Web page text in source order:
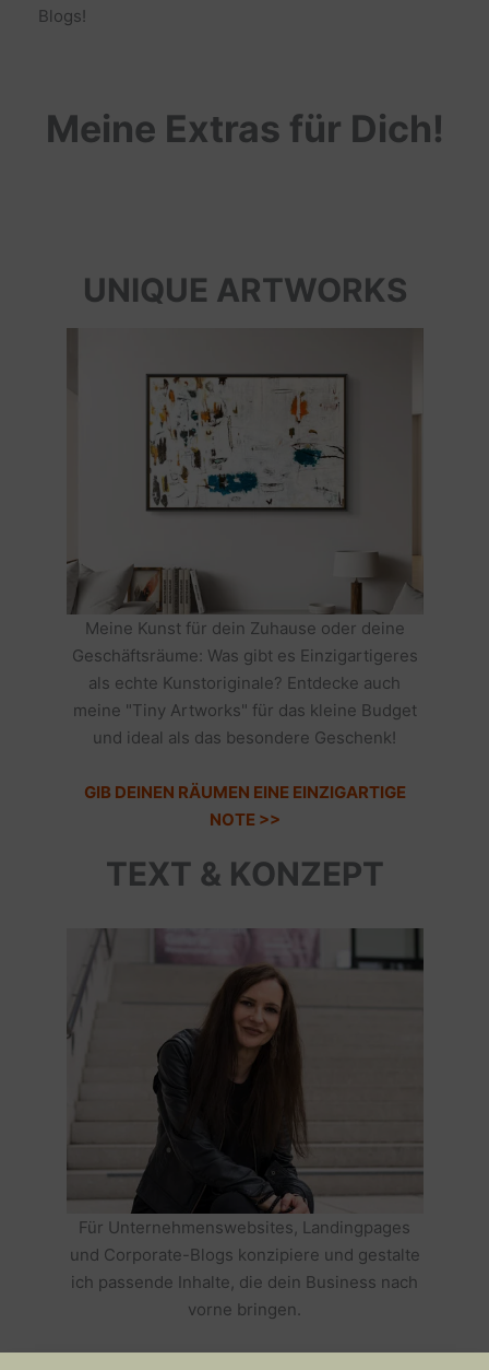
Blogs!
Meine Extras für Dich!
UNIQUE ARTWORKS
Meine Kunst für dein Zuhause oder deine
Geschäftsräume: Was gibt es Einzigartigeres
als echte Kunstoriginale? Entdecke auch
meine "Tiny Artworks" für das kleine Budget
und ideal als das besondere Geschenk!
GIB DEINEN RÄUMEN EINE EINZIGARTIGE
NOTE >>
TEXT & KONZEPT
Für Unternehmenswebsites, Landingpages
und Corporate-Blogs konzipiere und gestalte
ich passende Inhalte, die dein Business nach
vorne bringen.